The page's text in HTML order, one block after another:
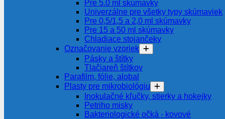
Pre 5.0 ml skúmavky
Univerzálne pre všetky typy skúmaviek
Pre 0,5/1,5 a 2,0 ml skúmavky
Pre 15 a 50 ml skúmavky
Chladiace stojančeky
Označovanie vzoriek
Pásky a štítky
Tlačiareň štítkov
Parafilm, fólie, alobal
Plasty pre mikrobiológiu
Inokulačné kľučky, stierky a hokejky
Petriho misky
Bakteriologické očká - kovové